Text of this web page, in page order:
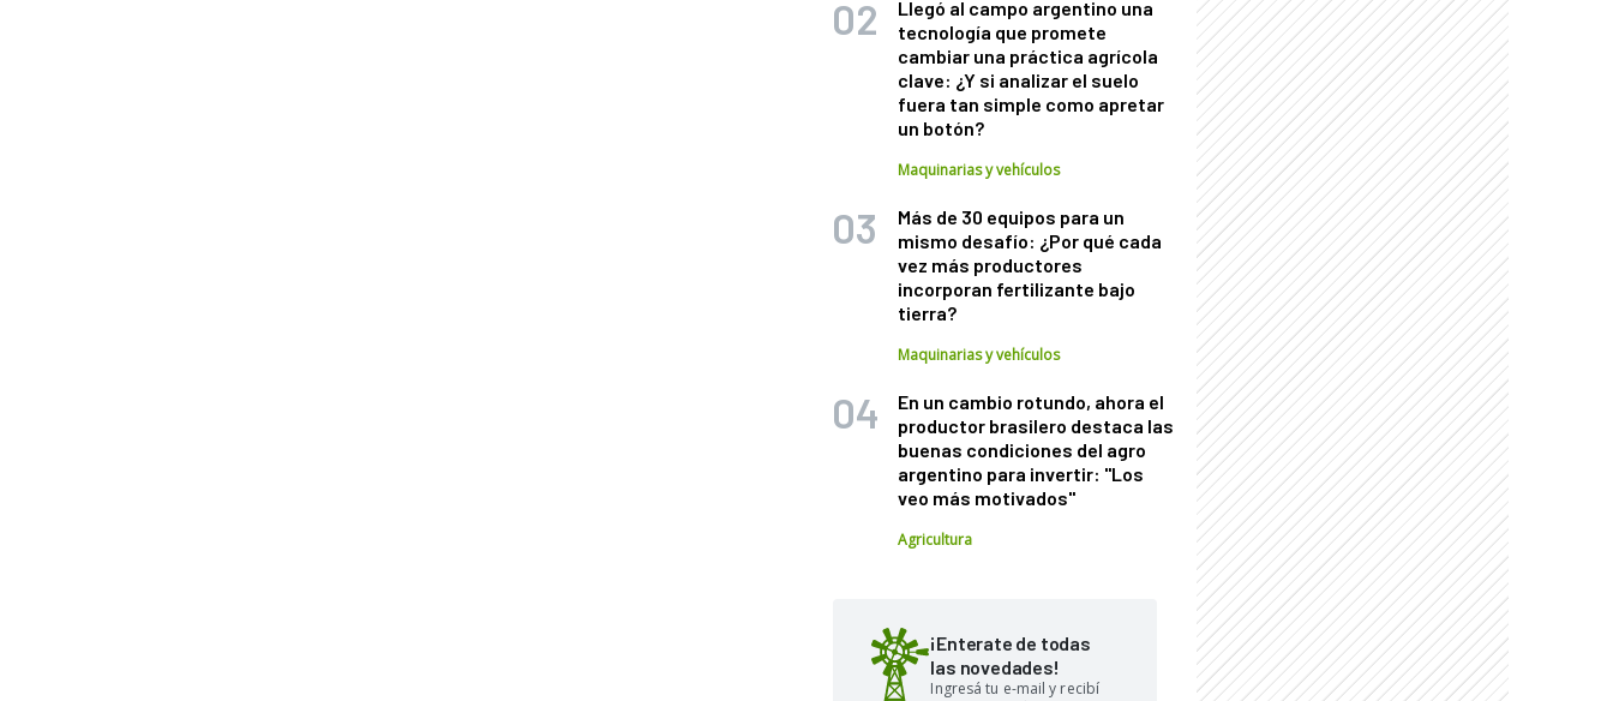
Llegó al campo argentino una
tecnología que promete
cambiar una práctica agrícola
clave: ¿Y si analizar el suelo
fuera tan simple como apretar
un botón?
Maquinarias y vehículos
Más de 30 equipos para un
mismo desafío: ¿Por qué cada
vez más productores
incorporan fertilizante bajo
tierra?
Maquinarias y vehículos
En un cambio rotundo, ahora el
productor brasilero destaca las
buenas condiciones del agro
argentino para invertir: "Los
veo más motivados"
Agricultura
¡Enterate de todas
las novedades!
Ingresá tu e-mail y recibí